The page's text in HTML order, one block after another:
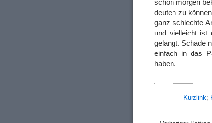
schon morgen
deuten zu
ganz schlechte
und vielleicht ist
gelangt. Schade
einfach in das
haben.
Kurzlink;